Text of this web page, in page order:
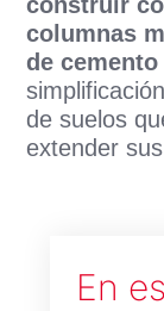
columnas
de
de suelos
extender
En